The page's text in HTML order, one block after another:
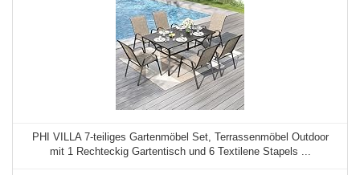
PHI VILLA 7-teiliges Gartenmöbel Set, Terrassenmöbel Outdoor
mit 1 Rechteckig Gartentisch und 6 Textilene Stapels ...